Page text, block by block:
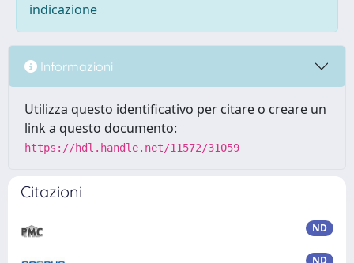
indicazione
Informazioni
Utilizza questo identificativo per citare o creare un
link a questo documento:
https://hdl.handle.net/11572/31059
Citazioni
ND